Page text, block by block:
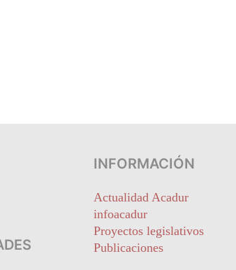
INFORMACIÓN
Actualidad Acadur
infoacadur
Proyectos legislativos
Publicaciones